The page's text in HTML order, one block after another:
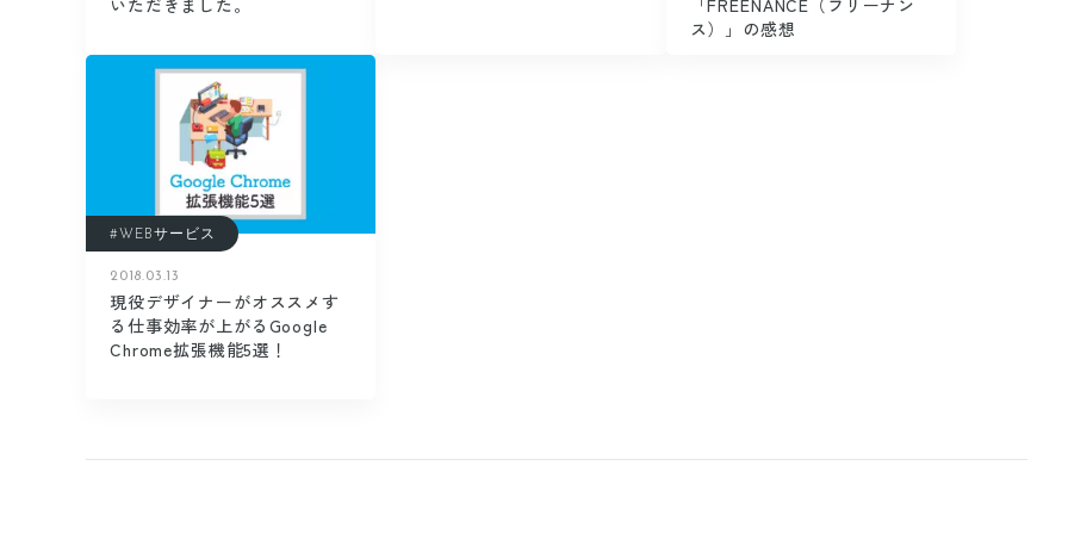
いただきました。
「FREENANCE（フリーナン
ス）」の感想
#WEBサービス
2018.03.13
現役デザイナーがオススメす
る仕事効率が上がるGoogle
Chrome拡張機能5選！